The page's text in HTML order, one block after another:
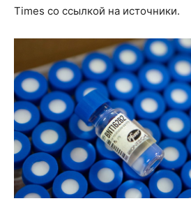
Times со ссылкой на источники.